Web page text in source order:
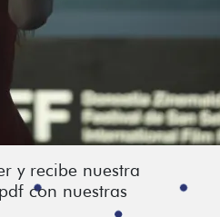
y recibe nuestra
con nuestras